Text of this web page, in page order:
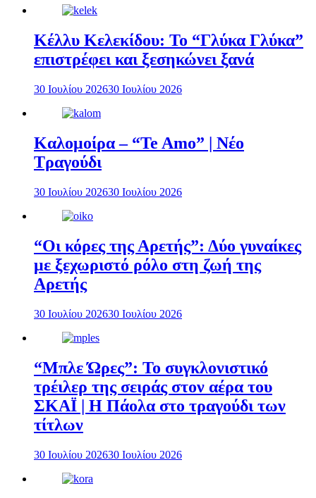
Κέλλυ Κελεκίδου: Το “Γλύκα Γλύκα”
επιστρέφει και ξεσηκώνει ξανά
30 Ιουλίου 202630 Ιουλίου 2026
Καλομοίρα – “Te Amo” | Νέο
Τραγούδι
30 Ιουλίου 202630 Ιουλίου 2026
“Οι κόρες της Αρετής”: Δύο γυναίκες
με ξεχωριστό ρόλο στη ζωή της
Αρετής
30 Ιουλίου 202630 Ιουλίου 2026
“Μπλε Ώρες”: Το συγκλονιστικό
τρέιλερ της σειράς στον αέρα του
ΣΚΑΪ | Η Πάολα στο τραγούδι των
τίτλων
30 Ιουλίου 202630 Ιουλίου 2026